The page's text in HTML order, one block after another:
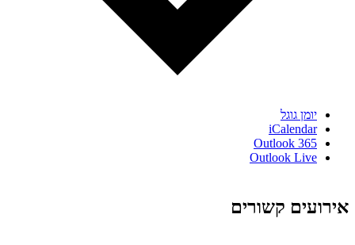
יומן גוגל
iCalendar
Outlook 365
Outlook Live
אירועים קשורים